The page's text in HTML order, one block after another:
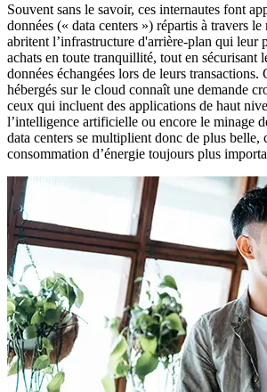
Souvent sans le savoir, ces internautes font
données (« data centers ») répartis à travers le
abritent l’infrastructure d'arrière-plan qui leur
achats en toute tranquillité, tout en sécurisant
données échangées lors de leurs transactions.
hébergés sur le cloud connaît une demande
ceux qui incluent des applications de haut
l’intelligence artificielle ou encore le minage
data centers se multiplient donc de plus belle,
consommation d’énergie toujours plus